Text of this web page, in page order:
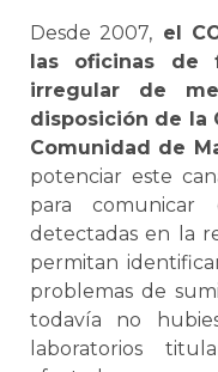
Desde 2007, el
las oficinas de
irregular de
disposición de la
Comunidad de
potenciar este
para
detectadas en la
permitan
problemas de
todavía no
laboratorios